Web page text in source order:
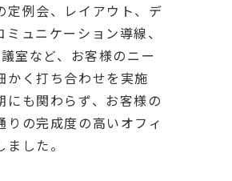
定例会、レイアウト、デ
ミュニケーション導線、
室など、お客様のニー
かく打ち合わせを実施
にも関わらず、お客様の
りの完成度の高いオフィ
した。